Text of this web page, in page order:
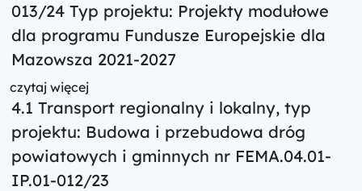
013/24 Typ projektu: Projekty modułowe
dla programu Fundusze Europejskie dla
Mazowsza 2021-2027
czytaj więcej
4.1 Transport regionalny i lokalny, typ
projektu: Budowa i przebudowa dróg
powiatowych i gminnych nr FEMA.04.01-
IP.01-012/23